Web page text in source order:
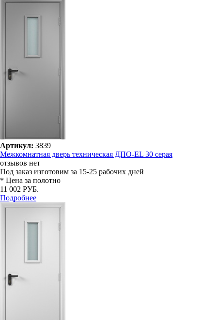
Артикул: 3839
Межкомнатная дверь техническая ДПО-EL 30 серая
отзывов нет
Под заказ изготовим за 15-25 рабочих дней
* Цена за полотно
11 002 РУБ.
Подробнее